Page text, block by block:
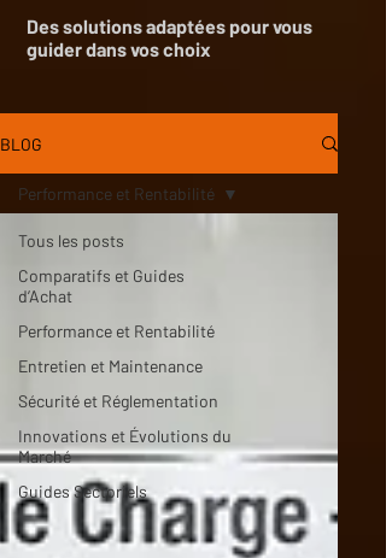
Des solutions adaptées pour vous
guider dans vos choix
BLOG
Tous les posts
Comparatifs et Guides
d’Achat
Performance et Rentabilité
Entretien et Maintenance
Sécurité et Réglementation
Innovations et Évolutions du
Marché
Guides Sectoriels
Performance et Rentabilité